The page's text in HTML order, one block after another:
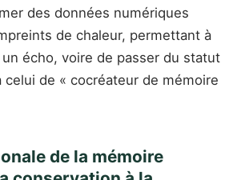
des données numériques
de chaleur, permettant à
écho, voire de passer du statut
celui de « cocréateur de mémoire
de la mémoire